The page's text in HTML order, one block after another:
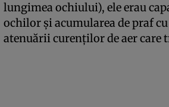
lungimea ochiului), ele erau
ochilor şi acumularea de praf
atenuării curenţilor de aer care